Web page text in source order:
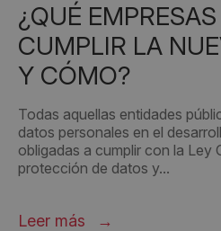
¿QUÉ EMPRESAS DEBEN
CUMPLIR LA
Y CÓMO?
Todas aquellas entidades
datos personales en el
obligadas a cumplir con la Ley
protección de datos y...
Leer más